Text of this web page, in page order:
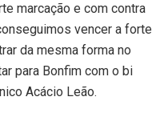
marcação e com contra
vencer a forte
da mesma forma no
para Bonfim com o bi
Acácio Leão.